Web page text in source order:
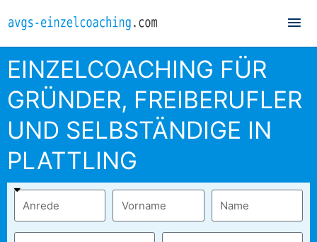
EINZELCOACHING FÜR
GRÜNDER, FREIBERUFLER
UND SELBSTÄNDIGE IN
PLATTLING